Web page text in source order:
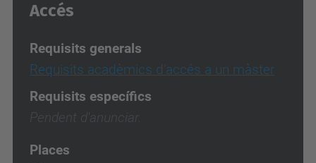
Accés
Requisits generals
Requisits acadèmics d'accés a un màster
Requisits específics
Pendent d'anunciar.
Places